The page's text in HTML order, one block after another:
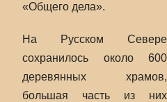
«Общего дела».
На Русском Севере
сохранилось около 600
деревянных храмов,
большая часть из них